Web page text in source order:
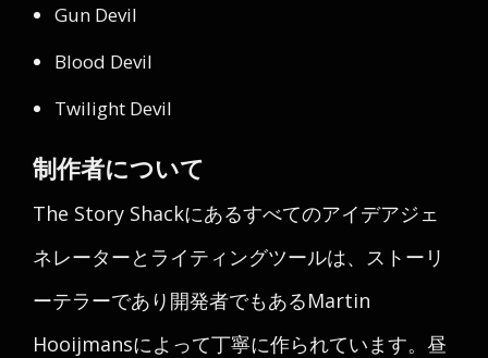
Gun Devil
Blood Devil
Twilight Devil
制作者について
The Story Shackにあるすべてのアイデアジェ
ネレーターとライティングツールは、ストーリ
ーテラーであり開発者でもあるMartin
Hooijmansによって丁寧に作られています。昼